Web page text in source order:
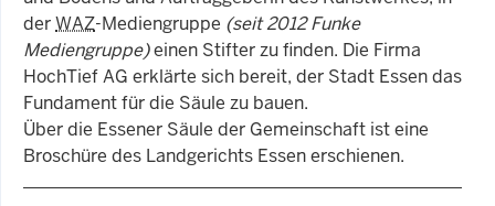
derWAZ-Mediengruppe (seit 2012Funke
Mediengruppe)einen Stifter zu finden. Die Firma
HochTief AG erklärte sich bereit, der Stadt Essen das
Fundament für die Säule zu bauen.
Über die Essener Säule der Gemeinschaft ist eine
Broschüre des Landgerichts Essen erschienen.